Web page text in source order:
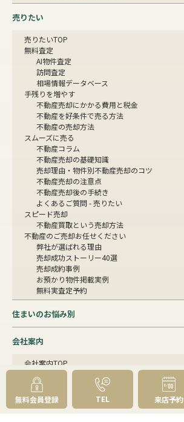
売りたい
売りたいTOP
無料査定
AI物件査定
訪問査定
相場情報データベース
手残りを増やす
不動産売却にかかる費用と税金
不動産を好条件で売る方法
不動産の売却方法
スムーズに売る
不動産コラム
不動産売却の基礎知識
売却理由・物件別不動産売却のコツ
不動産売却の注意点
不動産売却後の手続き
よくあるご質問 - 売りたい
スピード売却
不動産買取という売却方法
不動産のご売却お任せください
弊社が選ばれる理由
売却成功ストーリー40選
売却成約事例
お預かり物件掲載実例
無料実査定予約
住まいのお悩み別
会社案内
会社案内TOP
私たちについて
アクセス
受賞歴
センチュリー21とは
無料会員登録 TEL 来店予約